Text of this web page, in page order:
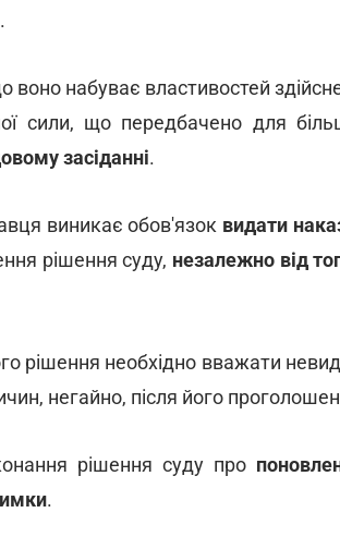
.
набуває властивостей
сили, що передбачено для
засіданні.
виникає обов'язок видати
рішення суду, незалежно від
рішення необхідно вважати
негайно, після його
рішення суду про
.